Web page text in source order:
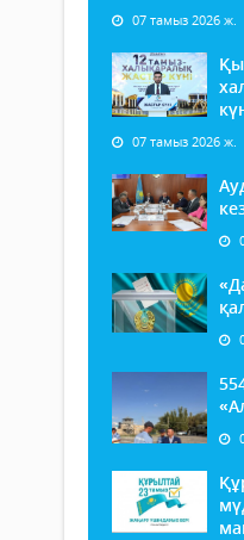
07 тамыз 2026 ж.
07 тамыз 2026 ж.